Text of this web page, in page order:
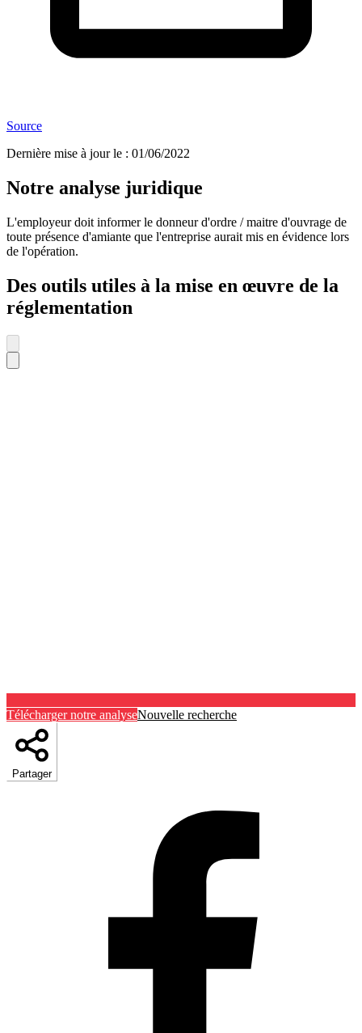
Source
Dernière mise à jour le : 01/06/2022
Notre analyse juridique
L'employeur doit informer le donneur d'ordre / maitre d'ouvrage de
toute présence d'amiante que l'entreprise aurait mis en évidence lors
de l'opération.
Des outils utiles à la mise en œuvre de la
réglementation
Télécharger notre analyseNouvelle recherche
Partager